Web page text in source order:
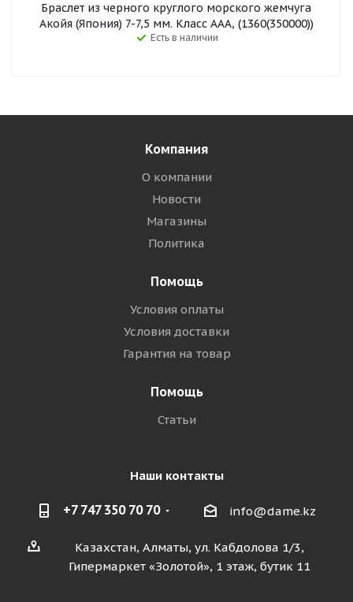
Браслет из черного круглого морского жемчуга
Акойя (Япония) 7-7,5 мм. Класс ААА, (1360(350000))
Есть в наличии
Компания
О компании
Новости
Магазины
Политика
Помощь
Условия оплаты
Условия доставки
Гарантия на товар
Помощь
Статьи
Наши контакты
+7 747 350 70 70 info@dame.kz
Казахстан, Алматы, ул. Кабдолова 1/3,
Гипермаркет «Золотой», 1 этаж, бутик 11